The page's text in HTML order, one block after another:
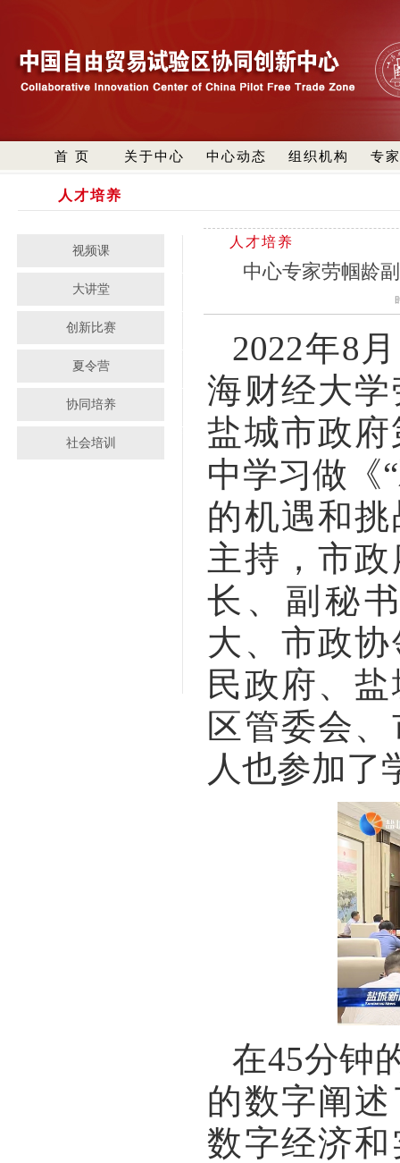
首 页 关于中心 中心动态 组织机构 专
人才培养
视频课
大讲堂
创新比赛
夏令营
协同培养
社会培训
人才培养
中心专家劳帼龄
2022年8 月
海财经大
盐城市政府
中学习做《
的机遇和
主持，市
长、副秘
大、市政
民政府、
区管委会
人也参加了
在45分钟
的数字阐
数字经济